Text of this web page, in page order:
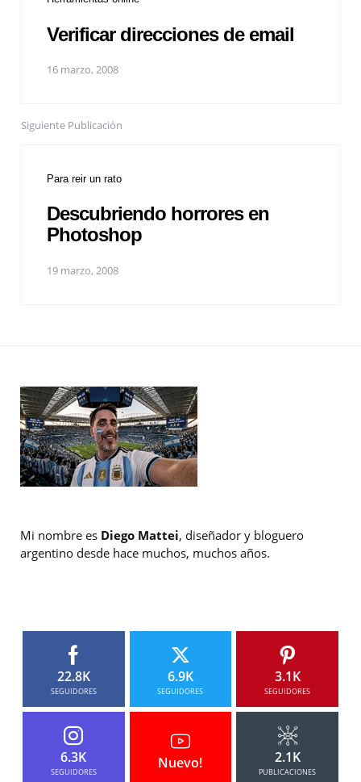
Verificar direcciones de email
16 marzo, 2008
Siguiente Publicación
Para reir un rato
Descubriendo horrores en
Photoshop
19 marzo, 2008
Mi nombre es Diego Mattei, diseñador y bloguero
argentino desde hace muchos, muchos años.
22.8K
SEGUIDORES
6.9K
SEGUIDORES
3.1K
SEGUIDORES
6.3K
SEGUIDORES
Nuevo! 2.1K
PUBLICACIONES